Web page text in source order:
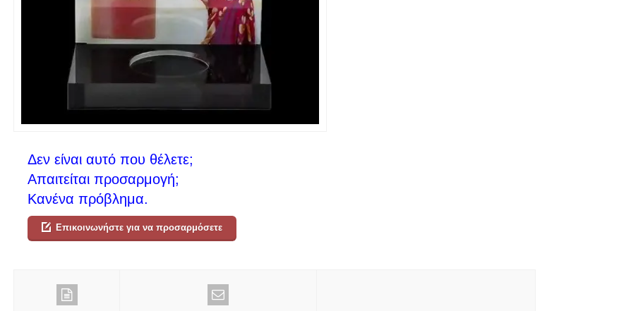
Δεν είναι αυτό που θέλετε;
Απαιτείται προσαρμογή;
Κανένα πρόβλημα.
Επικοινωνήστε για να προσαρμόσετε